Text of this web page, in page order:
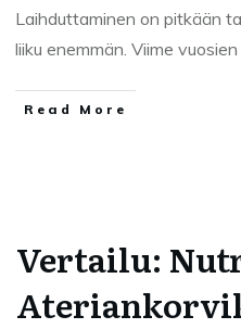
Laihduttaminen on pitkään
liiku enemmän. Viime
Read More
Vertailu: